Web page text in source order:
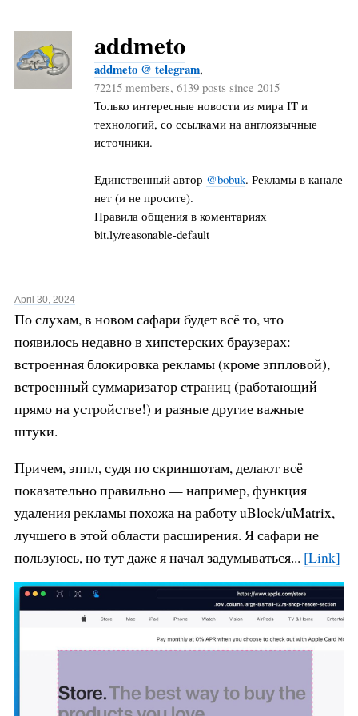
addmeto
addmeto @ telegram,
72215 members, 6139 posts since 2015
Только интересные новости из мира IT и
технологий, со ссылками на англоязычные
источники.
Единственный автор @bobuk. Рекламы в канале
нет (и не просите).
Правила общения в коментариях
bit.ly/reasonable-default
April 30, 2024
По слухам, в новом сафари будет всё то, что
появилось недавно в хипстерских браузерах:
встроенная блокировка рекламы (кроме эппловой),
встроенный суммаризатор страниц (работающий
прямо на устройстве!) и разные другие важные
штуки.
Причем, эппл, судя по скриншотам, делают всё
показательно правильно — например, функция
удаления рекламы похожа на работу uBlock/uMatrix,
лучшего в этой области расширения. Я сафари не
пользуюсь, но тут даже я начал задумываться... [Link]